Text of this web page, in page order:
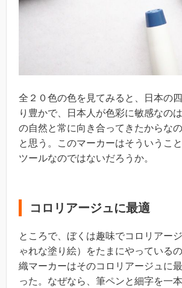
全２０色の色を見てみると、日本の
り豊かで、日本人が色彩に敏感なの
の自然と常に向き合ってきたからな
と思う。このマーカーはそういうこ
ツールなのではないだろうか。
コロリアージュに最適
ところで、ぼくは趣味でコロリアー
ゃれな塗り絵）をたまにやっている
織マーカーはそのコロリアージュに
った。なぜなら、筆ペンと細字を一